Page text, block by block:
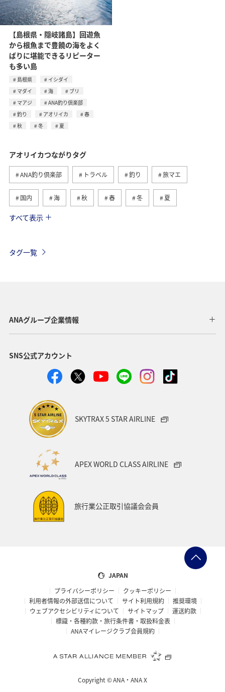
【島根県・隠岐諸島】回遊魚
から根魚まで豊饒の海をよく
ばりに堪能できるリピーター
も多い島
島根県
イシダイ
マダイ
海
ブリ
マアジ
ANA釣り倶楽部
釣り
アオリイカ
春
秋
冬 夏
アオリイカつながりタグ
ANA釣り倶楽部 トラベル 釣り 旅マエ
国内 海 秋 春 冬 夏
マダイ
愛媛県 島根県 旅ナカ アクティビティ
趣味 グルメ
ブリ
すべて表示
タグ一覧
ANAグループ企業情報
SNS公式アカウント
SKYTRAX 5 STAR AIRLINE
APEX WORLD CLASS AIRLINE
旅行業公正取引協議会会員
JAPAN
プライバシーポリシー
クッキーポリシー
利用者情報の外部送信について
サイト利用規約
推奨環境
ウェブアクセシビリティについて
サイトマップ
運送約款
標識・各種約款・旅行条件書・取扱料金表
ANAマイレージクラブ会員規約
Copyright ©ANA・ANA X